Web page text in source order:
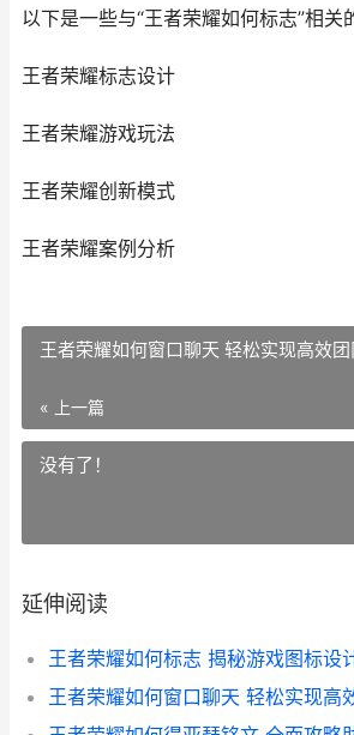
以下是一些与“王者荣耀如何标志”相关
王者荣耀标志设计
王者荣耀游戏玩法
王者荣耀创新模式
王者荣耀案例分析
王者荣耀如何窗口聊天 轻松实现高效
« 上一篇
没有了！
延伸阅读
王者荣耀如何标志 揭秘游戏图标设